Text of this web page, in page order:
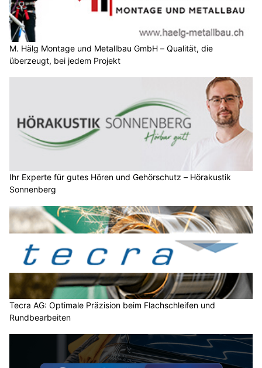
M. Hälg Montage und Metallbau GmbH – Qualität, die
überzeugt, bei jedem Projekt
Ihr Experte für gutes Hören und Gehörschutz – Hörakustik
Sonnenberg
Tecra AG: Optimale Präzision beim Flachschleifen und
Rundbearbeiten